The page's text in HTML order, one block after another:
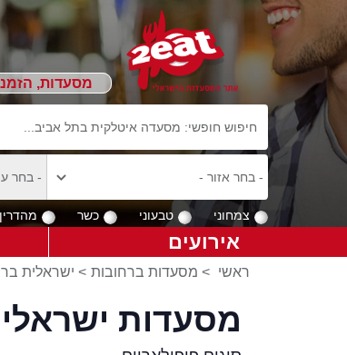
מסעדות,
צמחוני טבעוני כשר מהדרין
אירועים
ראשי > מסעדות ברחובות > ישראלית
מסעדות